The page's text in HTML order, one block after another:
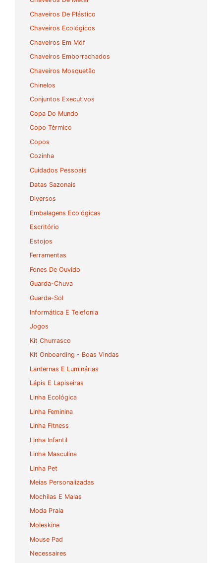
Chaveiros De Plástico
Chaveiros Ecológicos
Chaveiros Em Mdf
Chaveiros Emborrachados
Chaveiros Mosquetão
Chinelos
Conjuntos Executivos
Copa Do Mundo
Copo Térmico
Copos
Cozinha
Cuidados Pessoais
Datas Sazonais
Diversos
Embalagens Ecológicas
Escritório
Estojos
Ferramentas
Fones De Ouvido
Guarda-Chuva
Guarda-Sol
Informática E Telefonia
Jogos
Kit Churrasco
Kit Onboarding - Boas Vindas
Lanternas E Luminárias
Lápis E Lapiseiras
Linha Ecológica
Linha Feminina
Linha Fitness
Linha Infantil
Linha Masculina
Linha Pet
Meias Personalizadas
Mochilas E Malas
Moda Praia
Moleskine
Mouse Pad
Necessaires